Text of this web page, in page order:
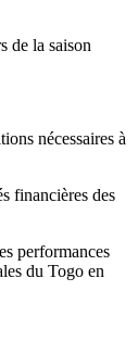
de la saison
nécessaires à
financières des
performances
du Togo en